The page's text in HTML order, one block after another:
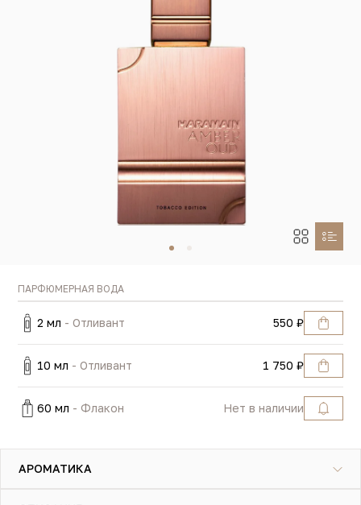
ПАРФЮМЕРНАЯ ВОДА
2 мл - Отливант 550 ₽
10 мл - Отливант 1 750 ₽
60 мл - Флакон Нет в наличии
АРОМАТИКА